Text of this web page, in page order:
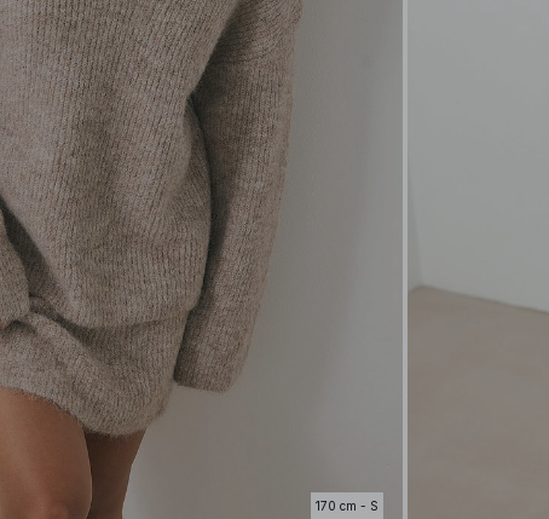
170 cm - S